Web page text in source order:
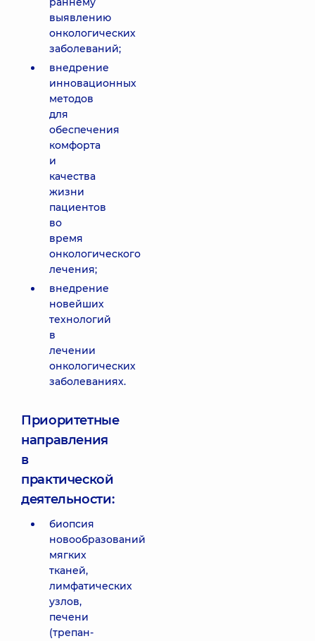
выявлению
онкологических
заболеваний;
внедрение
инновационных
методов
для
обеспечения
комфорта
и
качества
жизни
пациентов
во
время
онкологического
лечения;
внедрение
новейших
технологий
в
лечении
онкологических
заболеваниях.
Приоритетные
направления
в
практической
деятельности:
биопсия
новообразований
мягких
тканей,
лимфатических
узлов,
печени
(трепан-